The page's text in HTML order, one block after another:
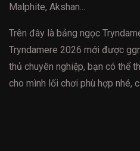
Malphite, Akshan...
Trên đây là bảng ngọc
Tryndamere 2026 mới được
thủ chuyên nghiệp, bạn có thể
cho mình lối chơi phù hợp nhé,